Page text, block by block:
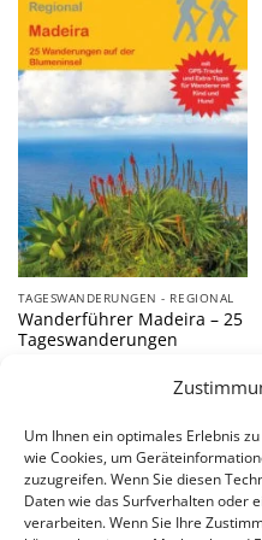
Um Ihnen ein optimales Erlebnis
wie Cookies, um
zuzugreifen. Wenn Sie diesen
Daten wie das Surfverhalten oder
verarbeiten. Wenn Sie Ihre
Zu
Wunschliste
hinzufügen
TAGESWANDERUNGEN - REGIONAL
Wanderführer Madeira – 25
Tageswanderungen